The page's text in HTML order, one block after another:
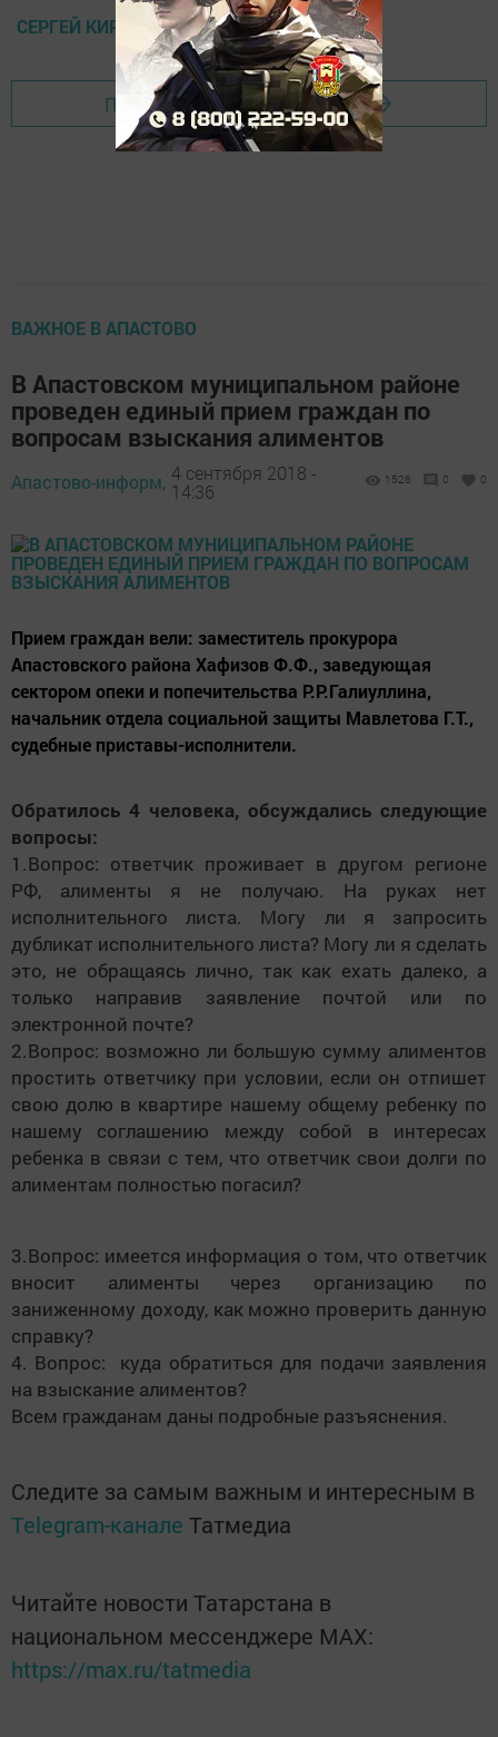
СЕРГЕЙ КИРИЕНКО
Перейти на страницу новости
ВАЖНОЕ В АПАСТОВО
В Апастовском муниципальном районе
проведен единый прием граждан по
вопросам взыскания алиментов
Апастово-информ, 4 сентября 2018 -
14:36
1526 0 0
Прием граждан вели: заместитель прокурора
Апастовского района Хафизов Ф.Ф., заведующая
сектором опеки и попечительства Р.Р.Галиуллина,
начальник отдела социальной защиты Мавлетова Г.Т.,
судебные приставы-исполнители.
Обратилось 4 человека, обсуждались следующие
вопросы:
1.Вопрос: ответчик проживает в другом регионе
РФ, алименты я не получаю. На руках нет
исполнительного листа. Могу ли я запросить
дубликат исполнительного листа? Могу ли я сделать
это, не обращаясь лично, так как ехать далеко, а
только направив заявление почтой или по
электронной почте?
2.Вопрос: возможно ли большую сумму алиментов
простить ответчику при условии, если он отпишет
свою долю в квартире нашему общему ребенку по
нашему соглашению между собой в интересах
ребенка в связи с тем, что ответчик свои долги по
алиментам полностью погасил?
3.Вопрос: имеется информация о том, что ответчик
вносит алименты через организацию по
заниженному доходу, как можно проверить данную
справку?
4. Вопрос: куда обратиться для подачи заявления
на взыскание алиментов?
Всем гражданам даны подробные разъяснения.
Следите за самым важным и интересным в
Telegram-канале Татмедиа
Читайте новости Татарстана в
национальном мессенджере MАХ:
https://max.ru/tatmedia